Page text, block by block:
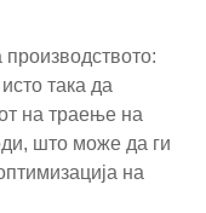
така да
на траење на
што може да ги
на